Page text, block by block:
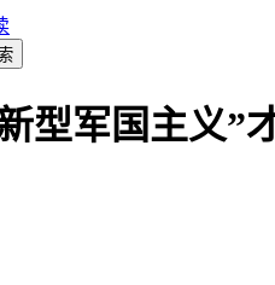
型军国主义”